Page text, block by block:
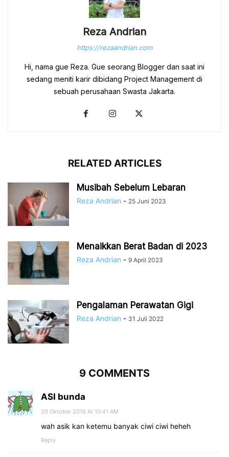
Reza Andrian
https://rezaandrian.com
Hi, nama gue Reza. Gue seorang Blogger dan saat ini
sedang meniti karir dibidang Project Management di
sebuah perusahaan Swasta Jakarta.
RELATED ARTICLES
Musibah Sebelum Lebaran
Reza Andrian - 25 Juni 2023
Menaikkan Berat Badan di 2023
Reza Andrian - 9 April 2023
Pengalaman Perawatan Gigi
Reza Andrian - 31 Juli 2022
9 COMMENTS
ASI bunda
20 Oktober 2016 At 10:41 AM
wah asik kan ketemu banyak ciwi ciwi heheh
Reply